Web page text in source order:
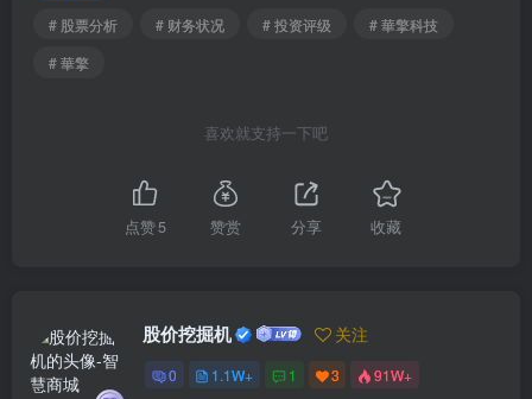
# 股票分析
# 财务状况 # 投资评级
# 華擎科技
# 華擎
喜欢就支持一下吧
点赞5 赞赏 分享 收藏
股价挖掘机 关注
0 1.1W+ 1 3 91W+